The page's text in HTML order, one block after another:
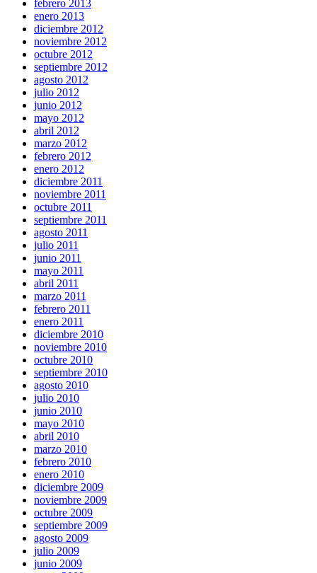
febrero 2013
enero 2013
diciembre 2012
noviembre 2012
octubre 2012
septiembre 2012
agosto 2012
julio 2012
junio 2012
mayo 2012
abril 2012
marzo 2012
febrero 2012
enero 2012
diciembre 2011
noviembre 2011
octubre 2011
septiembre 2011
agosto 2011
julio 2011
junio 2011
mayo 2011
abril 2011
marzo 2011
febrero 2011
enero 2011
diciembre 2010
noviembre 2010
octubre 2010
septiembre 2010
agosto 2010
julio 2010
junio 2010
mayo 2010
abril 2010
marzo 2010
febrero 2010
enero 2010
diciembre 2009
noviembre 2009
octubre 2009
septiembre 2009
agosto 2009
julio 2009
junio 2009